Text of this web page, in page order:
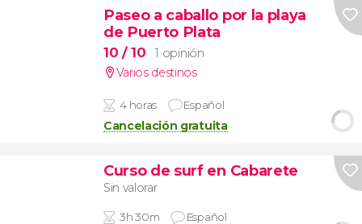
Paseo a caballo por la playa
de Puerto Plata
10 / 10
1 opinión
Varios destinos
4 horas Español
Cancelación gratuita
Curso de surf en Cabarete
Sin valorar
3h 30m Español